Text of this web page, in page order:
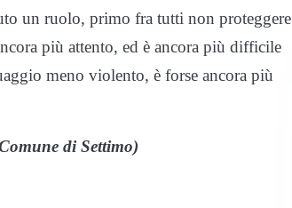
un ruolo, primo fra tutti non proteggere
più attento, ed è ancora più difficile
meno violento, è forse ancora più
di Settimo)